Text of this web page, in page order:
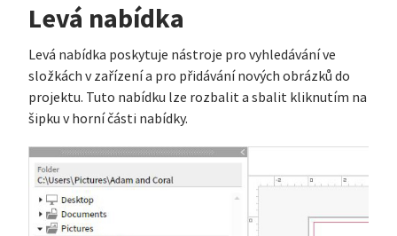
Levá nabídka
Levá nabídka poskytuje nástroje pro vyhledávání ve
složkách v zařízení a pro přidávání nových obrázků do
projektu. Tuto nabídku lze rozbalit a sbalit kliknutím na
šipku v horní části nabídky.